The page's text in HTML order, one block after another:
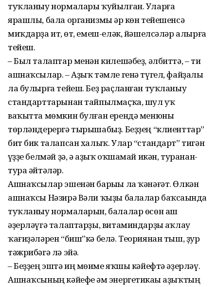
туҡланыу нормалары ҡуйылған. Уларға
ярашлы, бала организмы һәр көн тейешенсә
миҡдарҙа ит, һөт, емеш-еләк, йәшелсәләр алырға
тейеш.
– Был талаптар менән килешәбеҙ, әлбиттә, – ти
ашнаҡсылар. – Аҙыҡ тәмле генә түгел, файҙалы
ла булырға тейеш. Беҙ раҫланған туҡланыу
стандарттарынан тайпылмаҫҡа, шул уҡ
ваҡытта мөмкин булған ерендә менюны
төрләндерергә тырышабыҙ. Беҙҙең “клиенттар”
бит бик талапсан халыҡ. Улар “стандарт” тигән
һүҙҙе белмәй ҙә, ә аҙыҡ оҡшамай икән, туранан-
тура әйтәләр.
Ашнаҡсылар эшенән барыһы ла ҡәнәғәт. Өлкән
ашнаҡсы Нәзирә Вәли ҡыҙы балалар баҡсаһында
туҡланыу нормаларын, балалар өсөн аш
әҙерләүгә талаптарҙы, витаминдарҙы һаҡлау
ҡағиҙәләрен “биш”кә белә. Теориянан тыш, ҙур
тәжрибәгә лә эйә.
– Беҙҙең эштә иң мөһиме яҡшы кәйефтә әҙерләү.
Ашнаҡсының кәйефе һәм энергетикаһы аҙыҡтың